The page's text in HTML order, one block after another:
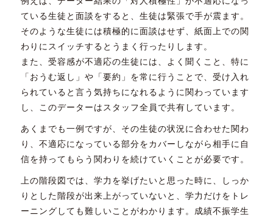
ている生徒と面談をすると、生徒は緊張で手が震ます。
そのような生徒には積極的に面談はせず、紙面上での関
わりにスイッチするとうまく行ったりします。
また、受容感が不適応の生徒には、よく聞くこと、特に
「おうむ返し」や「要約」を常に行うことで、受け入れ
られていると言う気持ちになれるように関わっています
し、このデーターはスタッフ全員で共有しています。
あくまでも一例ですが、その生徒の状況に合わせた関わ
り、不適応になっている部分をカバーしながら相手に自
信を持ってもらう関わりを続けていくことが必要です。
上の階段図では、学力を挙げたいと思った時に、しっか
りとした階段が出来上がっていないと、学力だけをトレ
ーニングしても難しいことがわかります。成績不振学生